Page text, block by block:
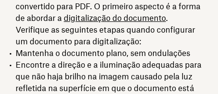
convertido para PDF. O primeiro aspecto é a forma
de abordar a digitalização do documento.
Verifique as seguintes etapas quando configurar
um documento para digitalização:
Mantenha o documento plano, sem ondulações
Encontre a direção e a iluminação adequadas para
que não haja brilho na imagem causado pela luz
refletida na superfície em que o documento está